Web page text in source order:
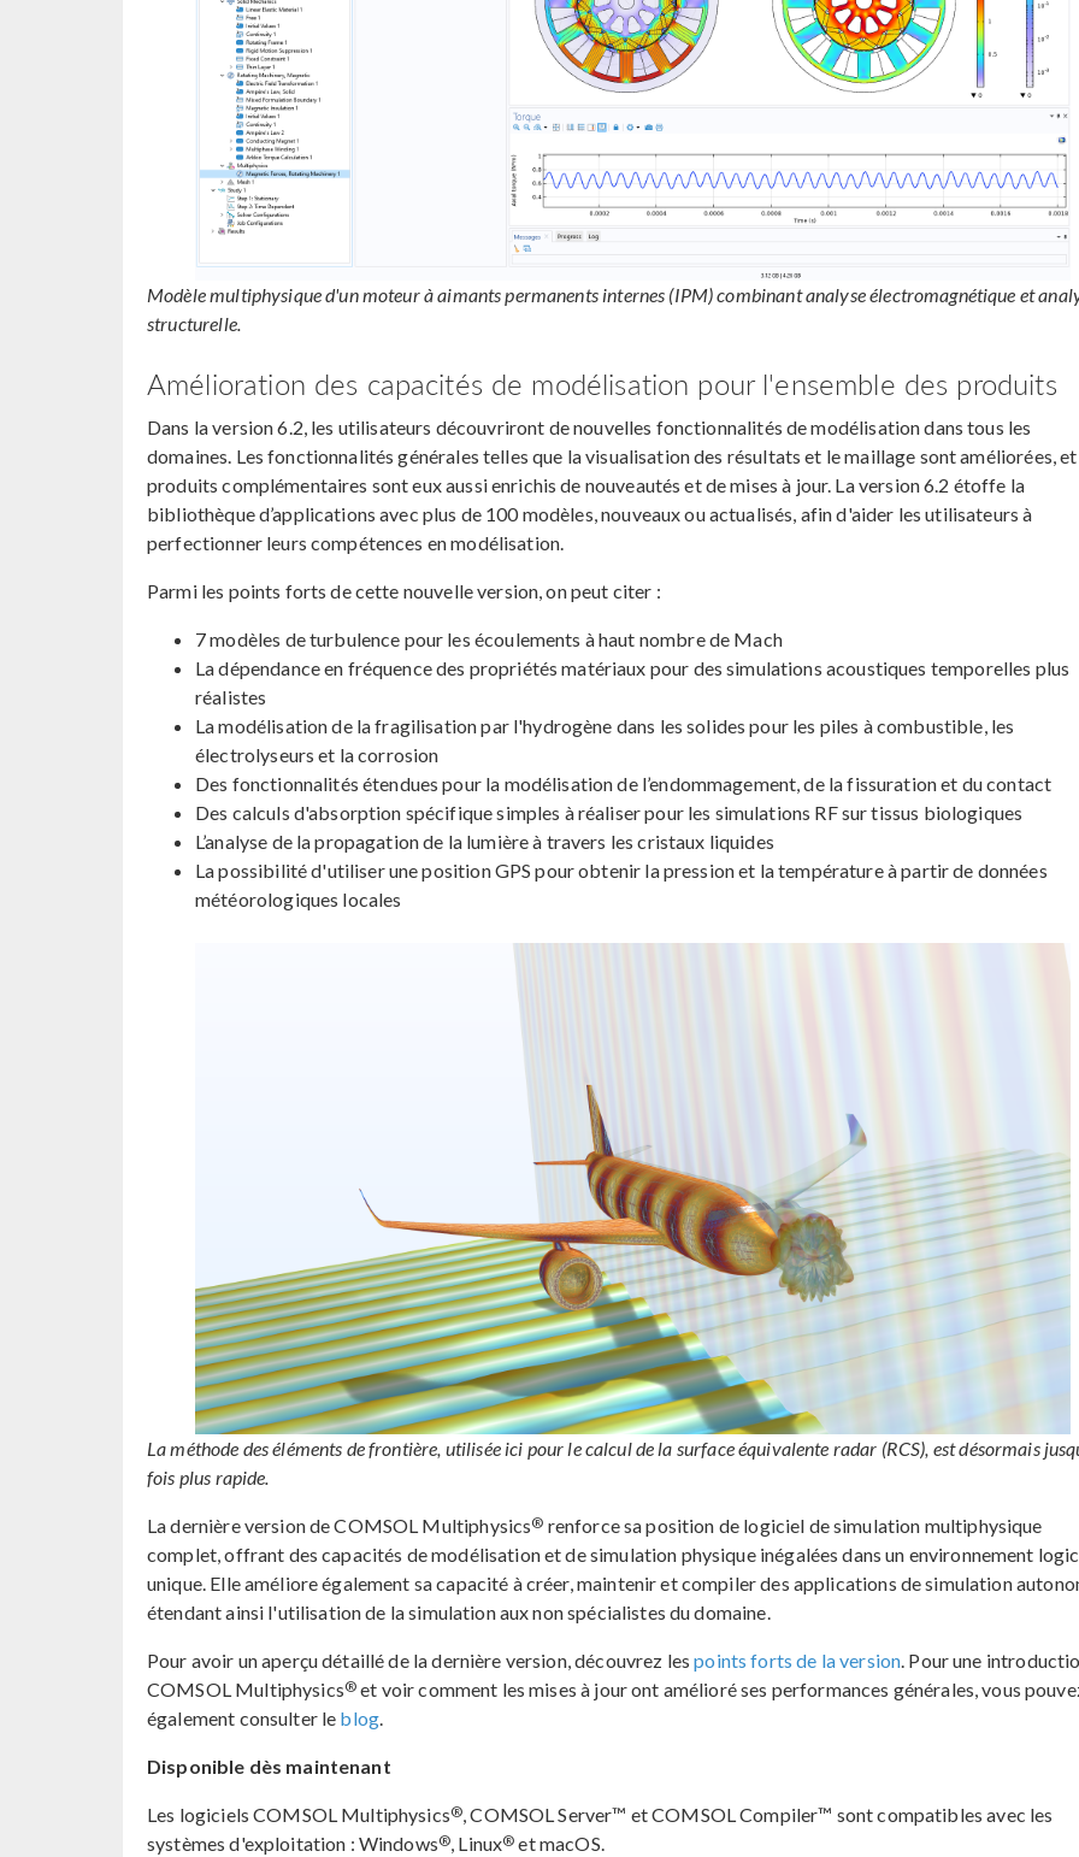
Modèle multiphysique d'un moteur à aimants permanents internes (IPM) combinant analyse électromagnétique et
structurelle.
Amélioration des capacités de modélisation pour l'ensemble des produits
Dans la version 6.2, les utilisateurs découvriront de nouvelles fonctionnalités de modélisation dans tous les
domaines. Les fonctionnalités générales telles que la visualisation des résultats et le maillage sont améliorées,
produits complémentaires sont eux aussi enrichis de nouveautés et de mises à jour. La version 6.2 étoffe la
bibliothèque d’applications avec plus de 100 modèles, nouveaux ou actualisés, afin d'aider les utilisateurs à
perfectionner leurs compétences en modélisation.
Parmi les points forts de cette nouvelle version, on peut citer :
7 modèles de turbulence pour les écoulements à haut nombre de Mach
La dépendance en fréquence des propriétés matériaux pour des simulations acoustiques temporelles plus
réalistes
La modélisation de la fragilisation par l'hydrogène dans les solides pour les piles à combustible, les
électrolyseurs et la corrosion
Des fonctionnalités étendues pour la modélisation de l’endommagement, de la fissuration et du contact
Des calculs d'absorption spécifique simples à réaliser pour les simulations RF sur tissus biologiques
L’analyse de la propagation de la lumière à travers les cristaux liquides
La possibilité d'utiliser une position GPS pour obtenir la pression et la température à partir de données
météorologiques locales
La méthode des éléments de frontière, utilisée ici pour le calcul de la surface équivalente radar (RCS), est désormais
fois plus rapide.
La dernière version de COMSOL Multiphysics® renforce sa position de logiciel de simulation multiphysique
complet, offrant des capacités de modélisation et de simulation physique inégalées dans un environnement
unique. Elle améliore également sa capacité à créer, maintenir et compiler des applications de simulation
étendant ainsi l'utilisation de la simulation aux non spécialistes du domaine.
Pour avoir un aperçu détaillé de la dernière version, découvrez lespoints forts de la version. Pour une
COMSOL Multiphysics® et voir comment les mises à jour ont amélioré ses performances générales, vous
également consulter le blog.
Disponible dès maintenant
Les logiciels COMSOL Multiphysics®, COMSOL Server™ et COMSOL Compiler™ sont compatibles avec les
systèmes d'exploitation : Windows®, Linux® et macOS.